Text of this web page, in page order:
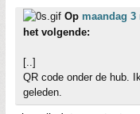
Op maandag 3
het volgende:
[..]
QR code onder de hub.
geleden.